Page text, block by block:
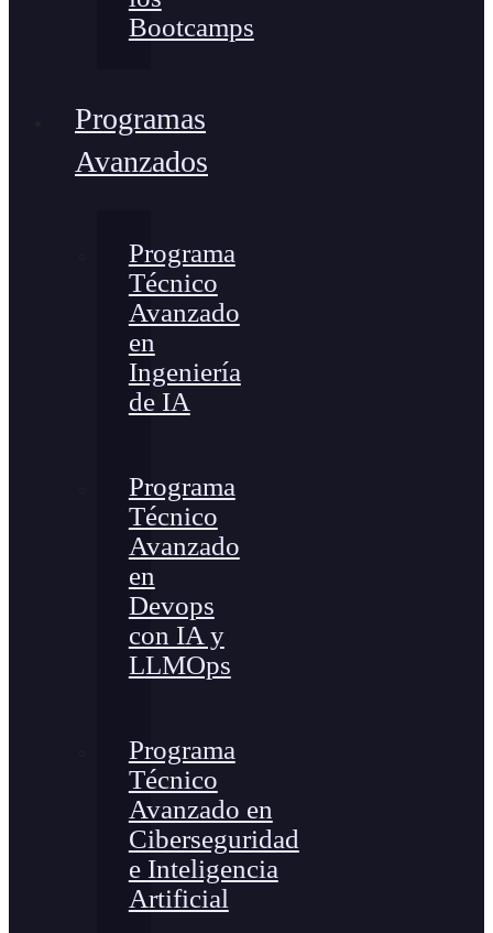
Bootcamps
Programas
Avanzados
Programa
Técnico
Avanzado
en
Ingeniería
de IA
Programa
Técnico
Avanzado
en
Devops
con IA y
LLMOps
Programa
Técnico
Avanzado en
Ciberseguridad
e Inteligencia
Artificial